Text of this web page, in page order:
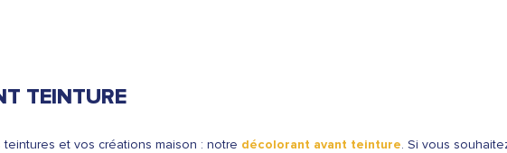
TEINTURE
et vos créations maison : notre décolorant avant teinture. Si vous